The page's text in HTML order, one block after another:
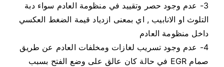
3- عدم وجود حصر وتقييد في منظومة العادم سواء دبة
التلوث او الانابيب , اي بمعنى ازدياد قيمة الضغط العكسي
داخل منظومة العادم
4- عدم وجود تسريب لغازات ومخلفات العادم عن طريق
صمام EGR في حالة كان عالق على وضع الفتح بسبب